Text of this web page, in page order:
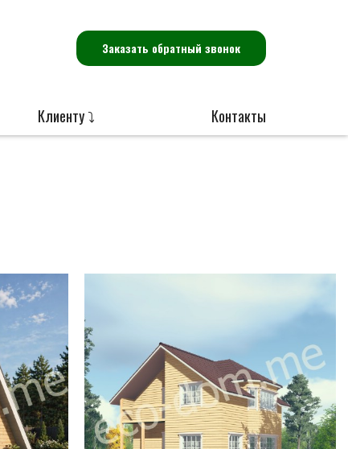
Заказать обратный звонок
Клиенту ⤵ Контакты